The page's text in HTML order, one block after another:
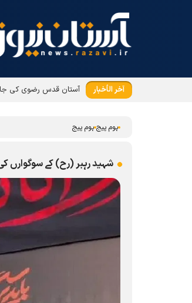
آخر الأخبار آستان قدس رضوی کی
ہوم پیج ہوم پیج
شہید رہبر (رح) کے سوگوارں